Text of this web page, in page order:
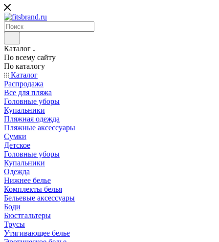
Каталог
По всему сайту
По каталогу
Каталог
Распродажа
Все для пляжа
Головные уборы
Купальники
Пляжная одежда
Пляжные аксессуары
Сумки
Детское
Головные уборы
Купальники
Одежда
Нижнее белье
Комплекты белья
Бельевые аксессуары
Боди
Бюстгальтеры
Трусы
Утягивающее белье